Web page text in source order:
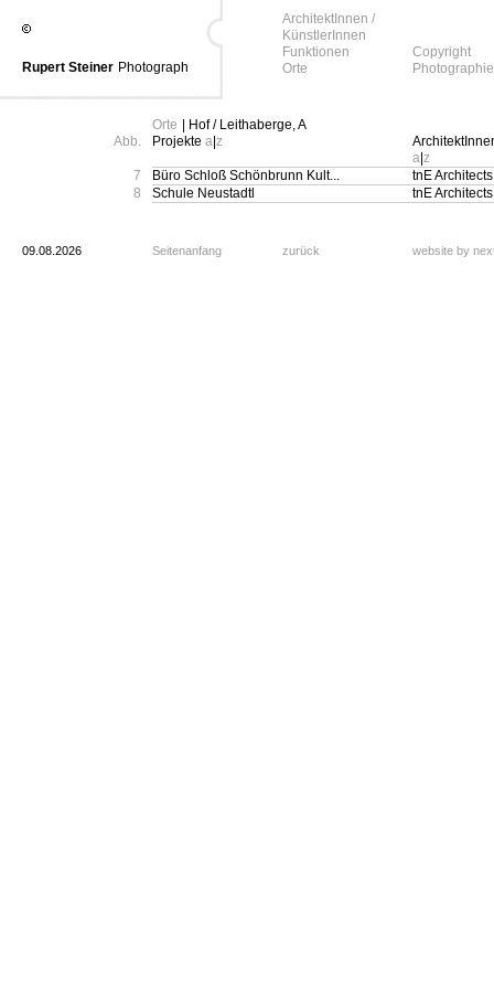
Rupert Steiner Photograph
ArchitektInnen /
KünstlerInnen
Funktionen
Orte
Copyright
Photographie
Orte
| Hof / Leithaberge, A
Abb.
Projekte a z
a z
7
Büro Schloß Schönbrunn Kult...
tnE Architects
8
Schule Neustadtl tnE Architects
09.08.2026 Seitenanfang zurück website by